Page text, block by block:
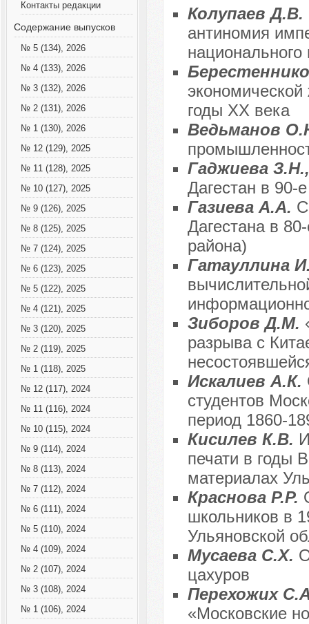
Контакты редакции
Содержание выпусков
№ 5 (134), 2026
№ 4 (133), 2026
№ 3 (132), 2026
№ 2 (131), 2026
№ 1 (130), 2026
№ 12 (129), 2025
№ 11 (128), 2025
№ 10 (127), 2025
№ 9 (126), 2025
№ 8 (125), 2025
№ 7 (124), 2025
№ 6 (123), 2025
№ 5 (122), 2025
№ 4 (121), 2025
№ 3 (120), 2025
№ 2 (119), 2025
№ 1 (118), 2025
№ 12 (117), 2024
№ 11 (116), 2024
№ 10 (115), 2024
№ 9 (114), 2024
№ 8 (113), 2024
№ 7 (112), 2024
№ 6 (111), 2024
№ 5 (110), 2024
№ 4 (109), 2024
№ 2 (107), 2024
№ 3 (108), 2024
№ 1 (106), 2024
Колупаев Д.В.
антиномия
экономической
годы XX века
Ведьманов
Гаджиева
Дагестан в 90-
Газиева А.А.
Дагестана в
района)
Гатауллина
Зиборов Д.М.
разрыва с
Искалиев А.К.
студентов
период 1860-
Кисилев К.В.
печати в годы
материалах
Краснова Р.Р.
школьников в
Ульяновской
Мусаева С.Х.
цахуров
Перехожих
«Московские